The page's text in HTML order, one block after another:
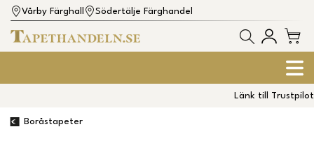
Vårby Färghall Södertälje Färghandel
Länk till Trustpilot
Boråstapeter